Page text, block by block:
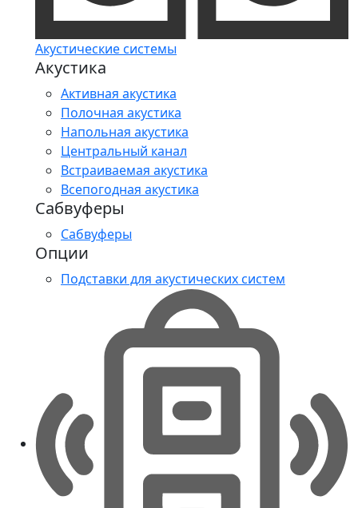
Акустические системы
Акустика
Активная акустика
Полочная акустика
Напольная акустика
Центральный канал
Встраиваемая акустика
Всепогодная акустика
Сабвуферы
Сабвуферы
Опции
Подставки для акустических систем